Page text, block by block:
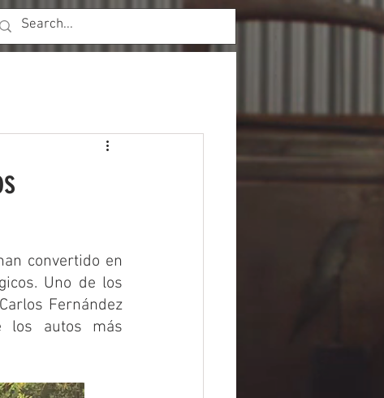
convertido en
Uno de los
Fernández
los autos más